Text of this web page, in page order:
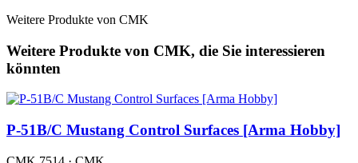
Weitere Produkte von CMK
Weitere Produkte von CMK, die Sie interessieren
könnten
P-51B/C Mustang Control Surfaces [Arma Hobby]